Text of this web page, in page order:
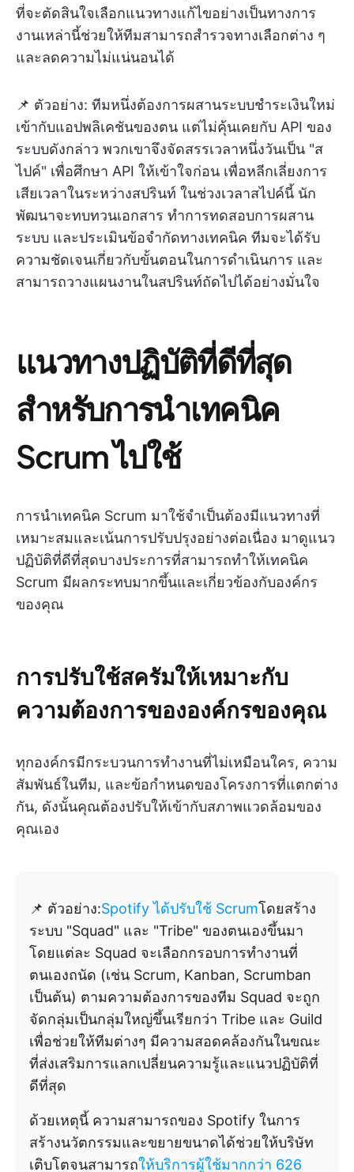
ที่จะตัดสินใจเลือกแนวทางแก้ไขอย่างเป็นทางการ
งานเหล่านี้ช่วยให้ทีมสามารถสำรวจทางเลือกต่าง ๆ
และลดความไม่แน่นอนได้
📌 ตัวอย่าง: ทีมหนึ่งต้องการผสานระบบชำระเงินใหม่
เข้ากับแอปพลิเคชันของตน แต่ไม่คุ้นเคยกับ API ของ
ระบบดังกล่าว พวกเขาจึงจัดสรรเวลาหนึ่งวันเป็น "ส
ไปค์" เพื่อศึกษา API ให้เข้าใจก่อน เพื่อหลีกเลี่ยงการ
เสียเวลาในระหว่างสปรินท์ ในช่วงเวลาสไปค์นี้ นัก
พัฒนาจะทบทวนเอกสาร ทำการทดสอบการผสาน
ระบบ และประเมินข้อจำกัดทางเทคนิค ทีมจะได้รับ
ความชัดเจนเกี่ยวกับขั้นตอนในการดำเนินการ และ
สามารถวางแผนงานในสปรินท์ถัดไปได้อย่างมั่นใจ
แนวทางปฏิบัติที่ดีที่สุด
สำหรับการนำเทคนิค
Scrum ไปใช้
การนำเทคนิค Scrum มาใช้จำเป็นต้องมีแนวทางที่
เหมาะสมและเน้นการปรับปรุงอย่างต่อเนื่อง มาดูแนว
ปฏิบัติที่ดีที่สุดบางประการที่สามารถทำให้เทคนิค
Scrum มีผลกระทบมากขึ้นและเกี่ยวข้องกับองค์กร
ของคุณ
การปรับใช้สครัมให้เหมาะกับ
ความต้องการขององค์กรของคุณ
ทุกองค์กรมีกระบวนการทำงานที่ไม่เหมือนใคร, ความ
สัมพันธ์ในทีม, และข้อกำหนดของโครงการที่แตกต่าง
กัน, ดังนั้นคุณต้องปรับให้เข้ากับสภาพแวดล้อมของ
คุณเอง
📌 ตัวอย่าง:Spotify ได้ปรับใช้ Scrumโดยสร้าง
ระบบ "Squad" และ "Tribe" ของตนเองขึ้นมา
โดยแต่ละ Squad จะเลือกกรอบการทำงานที่
ตนเองถนัด (เช่น Scrum, Kanban, Scrumban
เป็นต้น) ตามความต้องการของทีม Squad จะถูก
จัดกลุ่มเป็นกลุ่มใหญ่ขึ้นเรียกว่า Tribe และ Guild
เพื่อช่วยให้ทีมต่างๆ มีความสอดคล้องกันในขณะ
ที่ส่งเสริมการแลกเปลี่ยนความรู้และแนวปฏิบัติที่
ดีที่สุด
ด้วยเหตุนี้ ความสามารถของ Spotify ในการ
สร้างนวัตกรรมและขยายขนาดได้ช่วยให้บริษัท
เติบโตจนสามารถให้บริการผู้ใช้มากกว่า 626